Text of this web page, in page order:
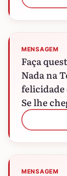
MENSAGEM
Faça
Nada na
felicidade
Se lhe
calma e
MENSAGEM